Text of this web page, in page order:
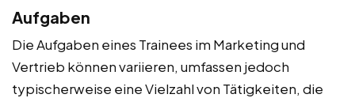
Aufgaben
Die Aufgaben eines Trainees im Marketing und
Vertrieb können variieren, umfassen jedoch
typischerweise eine Vielzahl von Tätigkeiten, die